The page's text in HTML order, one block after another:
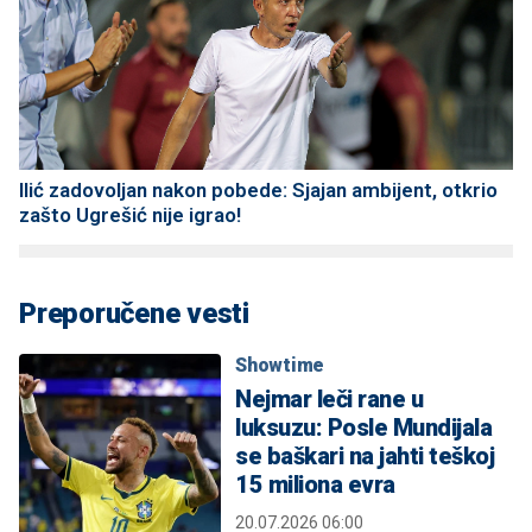
Ilić zadovoljan nakon pobede: Sjajan ambijent, otkrio
zašto Ugrešić nije igrao!
Preporučene vesti
Showtime
Nejmar leči rane u
luksuzu: Posle Mundijala
se baškari na jahti teškoj
15 miliona evra
20.07.2026 06:00